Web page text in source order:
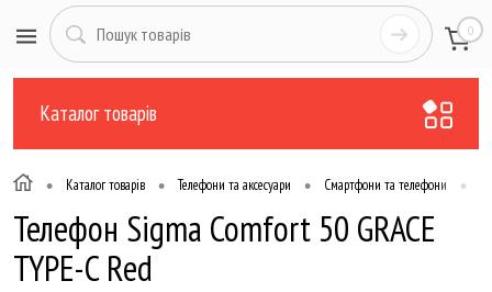
0
Каталог товарів
• Каталог товарів • Телефони та аксесуари • Смартфони та телефони •
Телефон Sigma Comfort 50 GRACE
TYPE-C Red